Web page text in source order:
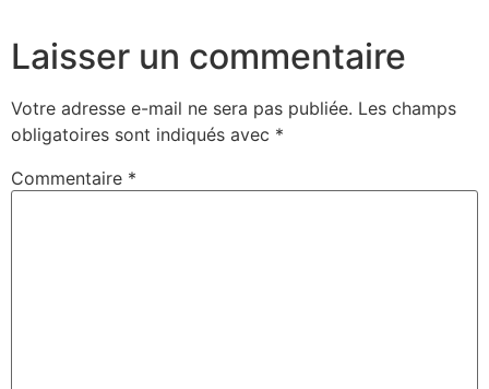
Laisser un commentaire
Votre adresse e-mail ne sera pas publiée. Les champs
obligatoires sont indiqués avec *
Commentaire *